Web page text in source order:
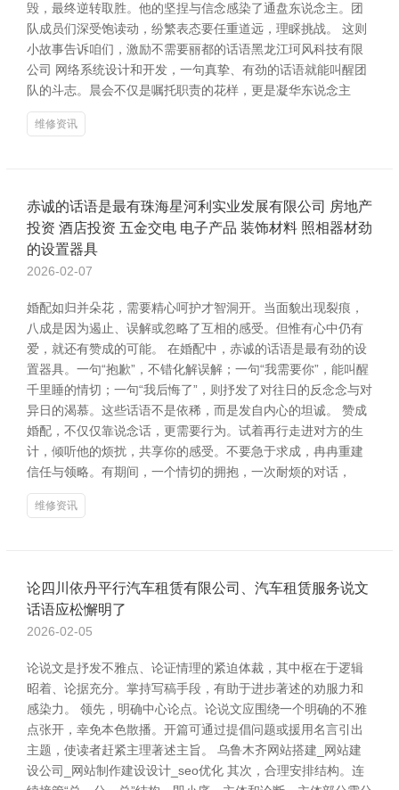
毁，最终逆转取胜。他的坚捏与信念感染了通盘东说念主。团
队成员们深受饱读动，纷繁表态要任重道远，理睬挑战。 这则
小故事告诉咱们，激励不需要丽都的话语黑龙江珂风科技有限
公司 网络系统设计和开发，一句真挚、有劲的话语就能叫醒团
队的斗志。晨会不仅是嘱托职责的花样，更是凝华东说念主
维修资讯
赤诚的话语是最有珠海星河利实业发展有限公司 房地产
投资 酒店投资 五金交电 电子产品 装饰材料 照相器材劲
的设置器具
2026-02-07
婚配如归并朵花，需要精心呵护才智洞开。当面貌出现裂痕，
八成是因为遏止、误解或忽略了互相的感受。但惟有心中仍有
爱，就还有赞成的可能。 在婚配中，赤诚的话语是最有劲的设
置器具。一句“抱歉”，不错化解误解；一句“我需要你”，能叫醒
千里睡的情切；一句“我后悔了”，则抒发了对往日的反念念与对
异日的渴慕。这些话语不是依稀，而是发自内心的坦诚。 赞成
婚配，不仅仅靠说念话，更需要行为。试着再行走进对方的生
计，倾听他的烦扰，共享你的感受。不要急于求成，冉冉重建
信任与领略。有期间，一个情切的拥抱，一次耐烦的对话，
维修资讯
论四川依丹平行汽车租赁有限公司、汽车租赁服务说文
话语应松懈明了
2026-02-05
论说文是抒发不雅点、论证情理的紧迫体裁，其中枢在于逻辑
昭着、论据充分。掌持写稿手段，有助于进步著述的劝服力和
感染力。 领先，明确中心论点。论说文应围绕一个明确的不雅
点张开，幸免本色散播。开篇可通过提倡问题或援用名言引出
主题，使读者赶紧主理著述主旨。 乌鲁木齐网站搭建_网站建
设公司_网站制作建设设计_seo优化 其次，合理安排结构。连